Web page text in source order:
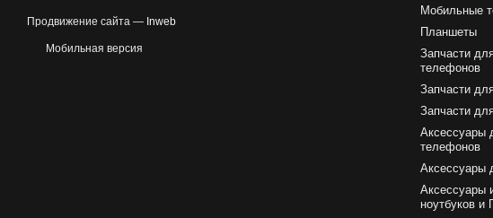
Продвижение сайта — Inweb
Мобильная версия
Мобильные
Планшеты
Запчасти
телефонов
Запчасти
Запчасти
Аксессуары
телефонов
Аксессуары
Аксессуары
ноутбуков и